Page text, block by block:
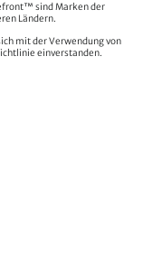
sind Marken der
Ländern.
mit der Verwendung von
einverstanden.